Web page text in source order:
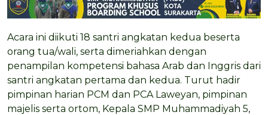
Acara ini diikuti 18 santri angkatan kedua beserta
orang tua/wali, serta dimeriahkan dengan
penampilan kompetensi bahasa Arab dan Inggris dari
santri angkatan pertama dan kedua. Turut hadir
pimpinan harian PCM dan PCA Laweyan, pimpinan
majelis serta ortom, Kepala SMP Muhammadiyah 5,